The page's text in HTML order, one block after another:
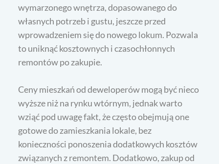
wymarzonego wnętrza, dopasowanego do
własnych potrzeb i gustu, jeszcze przed
wprowadzeniem się do nowego lokum. Pozwala
to uniknąć kosztownych i czasochłonnych
remontów po zakupie.
Ceny mieszkań od deweloperów mogą być nieco
wyższe niż na rynku wtórnym, jednak warto
wziąć pod uwagę fakt, że często obejmują one
gotowe do zamieszkania lokale, bez
konieczności ponoszenia dodatkowych kosztów
związanych z remontem. Dodatkowo, zakup od